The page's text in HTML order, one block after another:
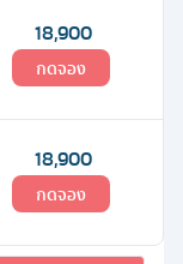
18,900
กดจอง
18,900
กดจอง